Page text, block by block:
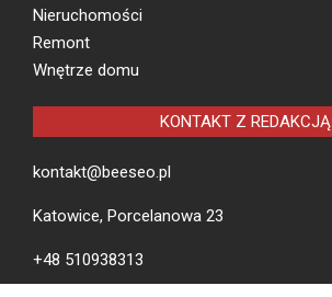
Nieruchomości
Remont
Wnętrze domu
KONTAKT Z REDAKCJĄ
kontakt@beeseo.pl
Katowice, Porcelanowa 23
+48 510938313